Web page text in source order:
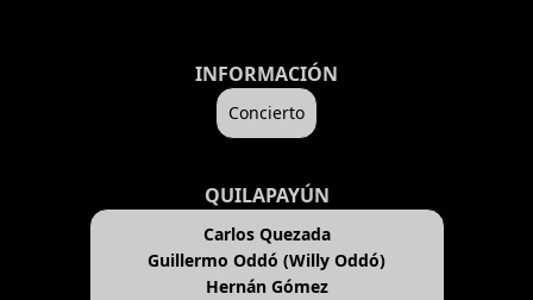
INFORMACIÓN
Concierto
QUILAPAYÚN
Carlos Quezada
Guillermo Oddó (Willy Oddó)
Hernán Gómez